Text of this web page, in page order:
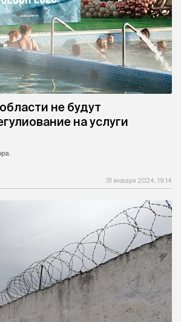
не будут
на услуги
31 января 2024, 19:14